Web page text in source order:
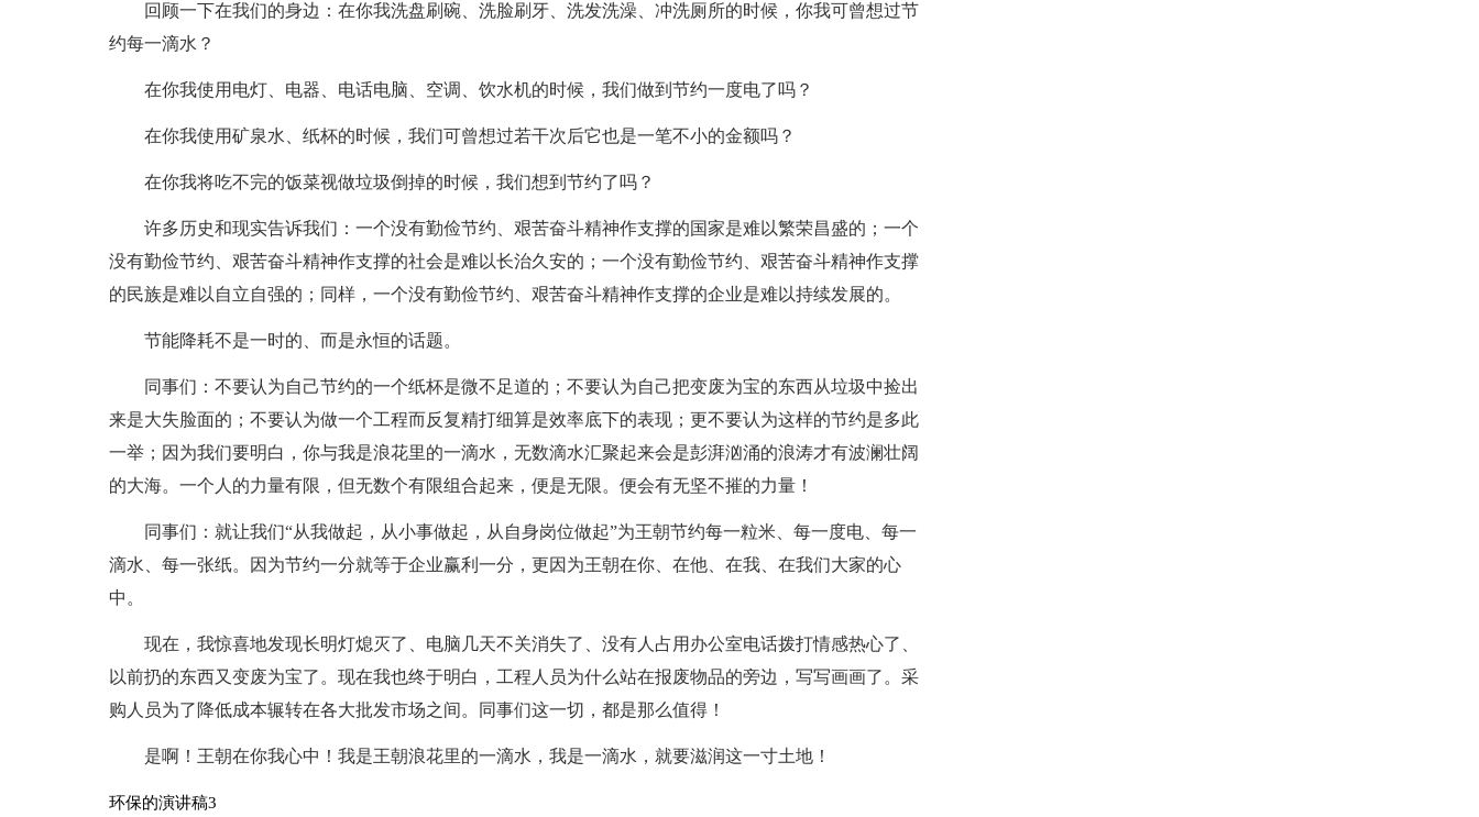
回顾一下在我们的身边：在你我洗盘刷碗、洗脸刷牙、洗发洗澡、冲洗厕所的时候，你我可曾想过节
约每一滴水？
在你我使用电灯、电器、电话电脑、空调、饮水机的时候，我们做到节约一度电了吗？
在你我使用矿泉水、纸杯的时候，我们可曾想过若干次后它也是一笔不小的金额吗？
在你我将吃不完的饭菜视做垃圾倒掉的时候，我们想到节约了吗？
许多历史和现实告诉我们：一个没有勤俭节约、艰苦奋斗精神作支撑的国家是难以繁荣昌盛的；一个
没有勤俭节约、艰苦奋斗精神作支撑的社会是难以长治久安的；一个没有勤俭节约、艰苦奋斗精神作支撑
的民族是难以自立自强的；同样，一个没有勤俭节约、艰苦奋斗精神作支撑的企业是难以持续发展的。
节能降耗不是一时的、而是永恒的话题。
同事们：不要认为自己节约的一个纸杯是微不足道的；不要认为自己把变废为宝的东西从垃圾中捡出
来是大失脸面的；不要认为做一个工程而反复精打细算是效率底下的表现；更不要认为这样的节约是多此
一举；因为我们要明白，你与我是浪花里的一滴水，无数滴水汇聚起来会是彭湃汹涌的浪涛才有波澜壮阔
的大海。一个人的力量有限，但无数个有限组合起来，便是无限。便会有无坚不摧的力量！
同事们：就让我们“从我做起，从小事做起，从自身岗位做起”为王朝节约每一粒米、每一度电、每一
滴水、每一张纸。因为节约一分就等于企业赢利一分，更因为王朝在你、在他、在我、在我们大家的心
中。
现在，我惊喜地发现长明灯熄灭了、电脑几天不关消失了、没有人占用办公室电话拨打情感热心了、
以前扔的东西又变废为宝了。现在我也终于明白，工程人员为什么站在报废物品的旁边，写写画画了。采
购人员为了降低成本辗转在各大批发市场之间。同事们这一切，都是那么值得！
是啊！王朝在你我心中！我是王朝浪花里的一滴水，我是一滴水，就要滋润这一寸土地！
环保的演讲稿3